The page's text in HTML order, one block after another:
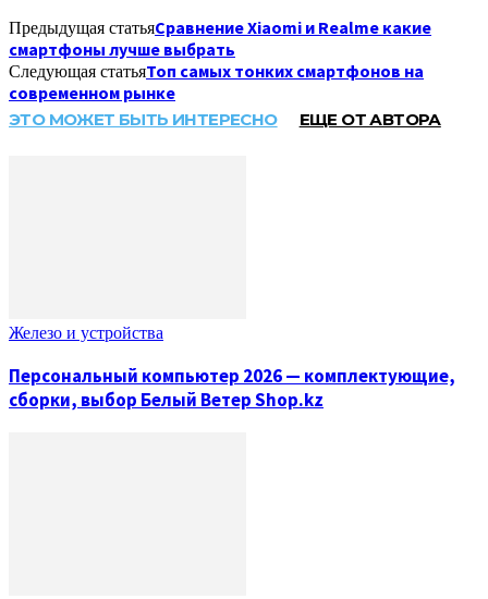
Предыдущая статьяСравнение Xiaomi и Realme какие
смартфоны лучше выбрать
Следующая статьяТоп самых тонких смартфонов на
современном рынке
ЭТО МОЖЕТ БЫТЬ ИНТЕРЕСНО ЕЩЕ ОТ АВТОРА
Железо и устройства
Персональный компьютер 2026 — комплектующие,
сборки, выбор Белый Ветер Shop.kz